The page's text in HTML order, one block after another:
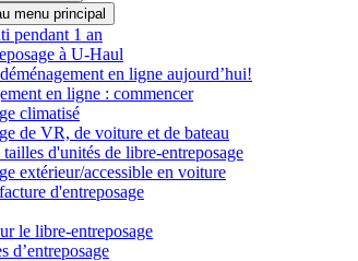
menu principal
pendant 1 an
à U-Haul
en ligne aujourd’hui!
en ligne : commencer
climatisé
de VR, de voiture et de bateau
d'unités de libre-entreposage
extérieur/accessible en voiture
d'entreposage
le libre-entreposage
d’entreposage